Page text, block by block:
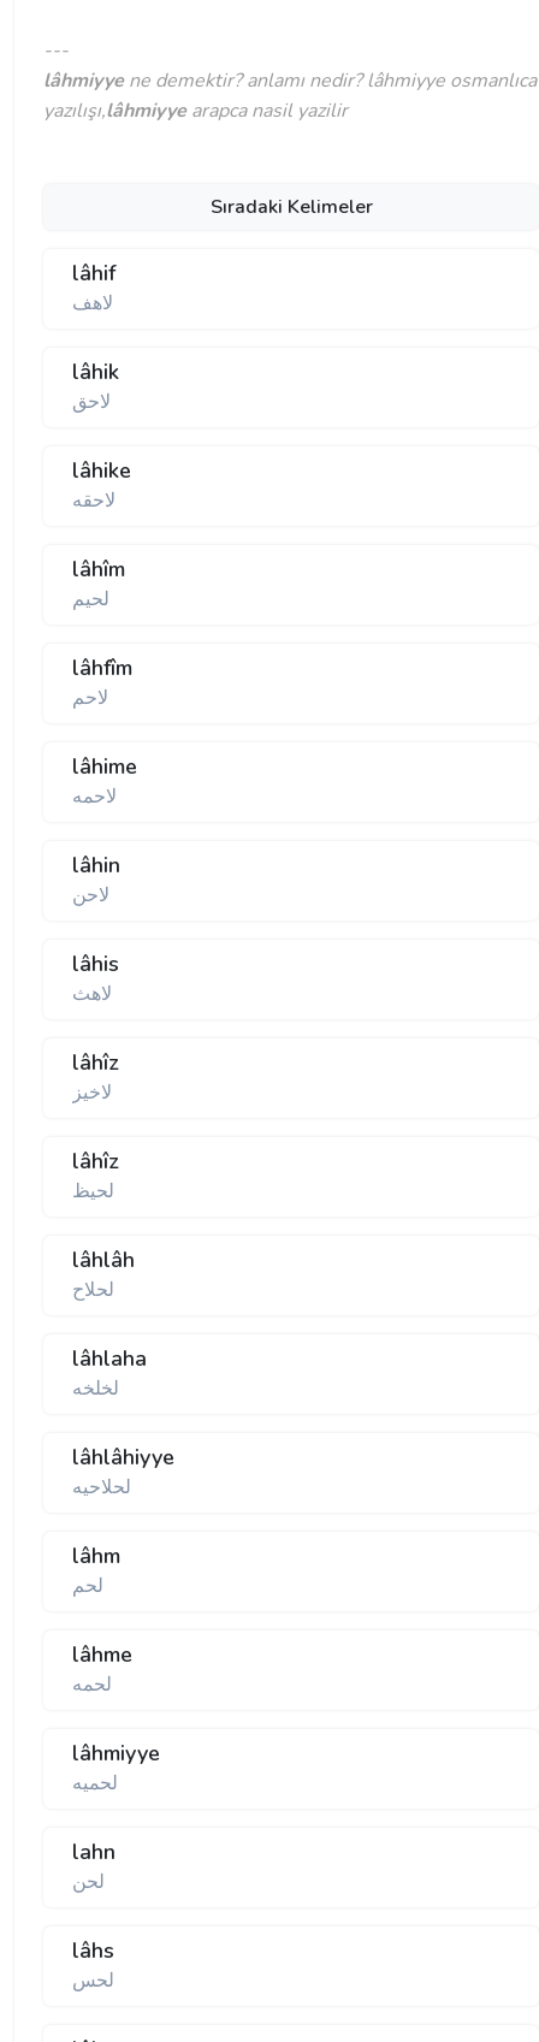
---
lâhmiyyene demektir? anlamı nedir? lâhmiyye osmanlıca
yazılışı,lâhmiyyearapca nasil yazilir
Sıradaki Kelimeler
lâhif
لاهف
lâhik
لاحق
lâhike
لاحقه
lâhîm
لحيم
lâhfîm
لاحم
lâhime
لاحمه
lâhin
لاحن
lâhis
لاهث
lâhîz
لاخيز
lâhîz
لحيظ
lâhlâh
لحلاح
lâhlaha
لخلخه
lâhlâhiyye
لحلاحيه
lâhm
لحم
lâhme
لحمه
lâhmiyye
لحميه
lahn
لحن
lâhs
لحس